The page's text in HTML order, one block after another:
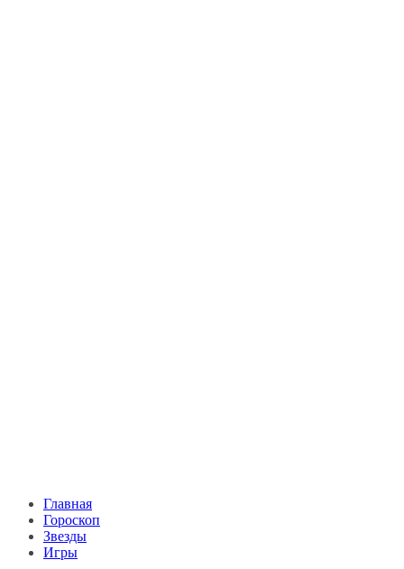
Главная
Гороскоп
Звезды
Игры